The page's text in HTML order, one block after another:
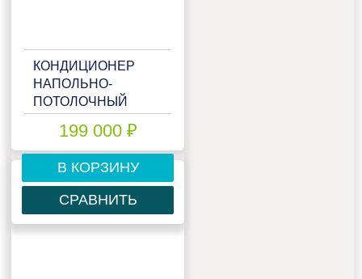
КОНДИЦИОНЕР
НАПОЛЬНО-
ПОТОЛОЧНЫЙ
FDE90VNP
199 000 ₽
В КОРЗИНУ
СРАВНИТЬ